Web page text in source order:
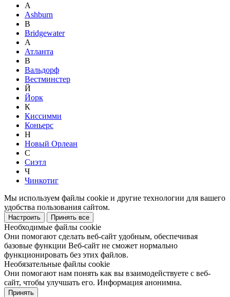
A
Ashburn
B
Bridgewater
А
Атланта
В
Вальдорф
Вестминстер
Й
Йорк
К
Киссимми
Коньерс
Н
Новый Орлеан
С
Сиэтл
Ч
Чинкотиг
Мы используем файлы cookie и другие технологии для вашего
удобства пользования сайтом.
Настроить Принять все
Необходимые файлы cookie
Они помогают сделать веб-сайт удобным, обеспечивая
базовые функции Веб-сайт не сможет нормально
функционировать без этих файлов.
Необязательные файлы cookie
Они помогают нам понять как вы взаимодействуете с веб-
сайт, чтобы улучшать его. Информация анонимна.
Принять